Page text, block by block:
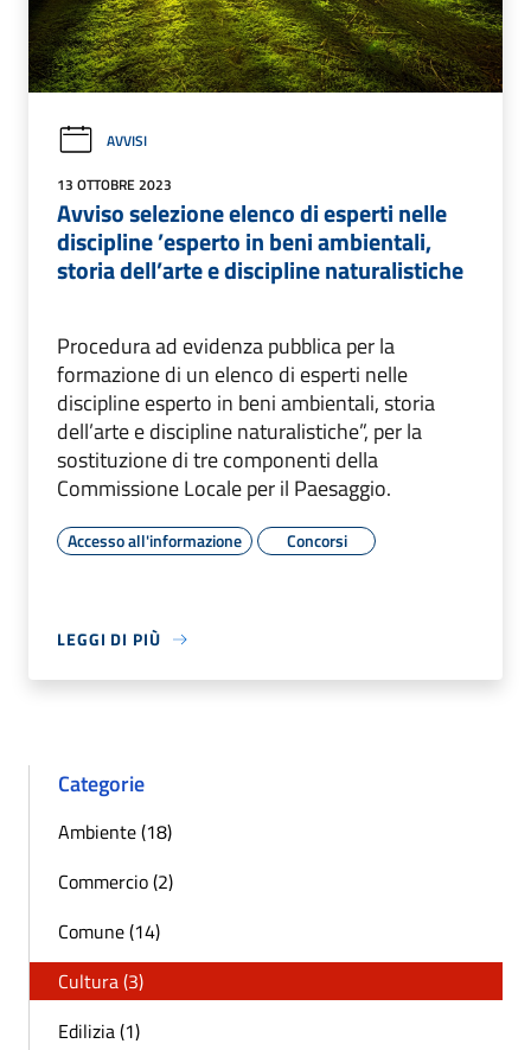
AVVISI
13 OTTOBRE 2023
Avviso selezione elenco di esperti nelle
discipline ’esperto in beni ambientali,
storia dell’arte e discipline naturalistiche
Procedura ad evidenza pubblica per la
formazione di un elenco di esperti nelle
discipline esperto in beni ambientali, storia
dell’arte e discipline naturalistiche”, per la
sostituzione di tre componenti della
Commissione Locale per il Paesaggio.
Accesso all'informazione Concorsi
LEGGI DI PIÙ
Categorie
Ambiente (18)
Commercio (2)
Comune (14)
Cultura (3)
Edilizia (1)